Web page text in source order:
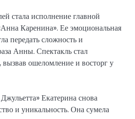
стала исполнение главной
Каренина». Ее эмоциональная
передать сложность и
Анны. Спектакль стал
ошеломление и восторг у
Екатерина снова
и уникальность. Она сумела